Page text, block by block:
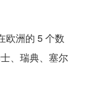
欧洲的 5 个数
、瑞典、塞尔